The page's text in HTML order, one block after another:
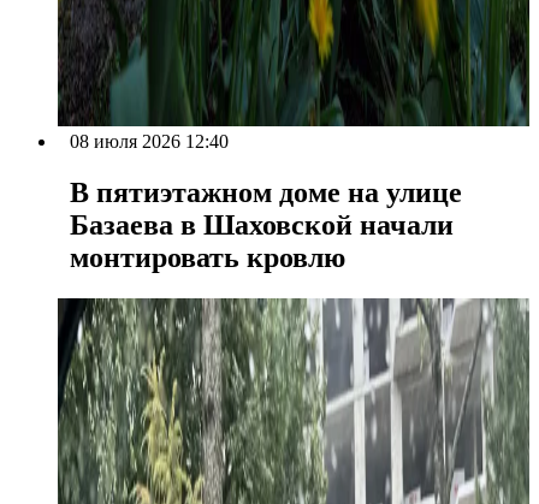
08 июля 2026 12:40
В пятиэтажном доме на улице
Базаева в Шаховской начали
монтировать кровлю